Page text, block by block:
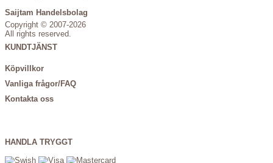
Saijtam Handelsbolag
Copyright © 2007-2026
All rights reserved.
KUNDTJÄNST
Köpvillkor
Vanliga frågor/FAQ
Kontakta oss
HANDLA TRYGGT